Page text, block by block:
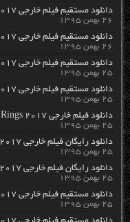
دانلود مستقیم فیلم خارجی Zeroville 2017 از سرور سایت
۲۶ بهمن ۱۳۹۵
دانلود مستقیم فیلم خارجی The Mummy 2017 از سرور سایت
۲۶ بهمن ۱۳۹۵
دانلود مستقیم فیلم خارجی The Fate of the Furious 2017 از سرور سایت
۲۵ بهمن ۱۳۹۵
دانلود مستقیم فیلم خارجی Running Wild 2017 از سرور سایت
۲۵ بهمن ۱۳۹۵
دانلود فیلم خارجی Rings 2017 از سرور سایت
۲۵ بهمن ۱۳۹۵
دانلود رایگان فیلم خارجی Dunkirk 2017 با لینک مستقیم
۲۵ بهمن ۱۳۹۵
دانلود رایگان فیلم خارجی Eloise 2017 با لینک مستقیم
۲۵ بهمن ۱۳۹۵
دانلود مستقیم فیلم خارجی Essex Heist 2017 از سرور سایت
۲۵ بهمن ۱۳۹۵